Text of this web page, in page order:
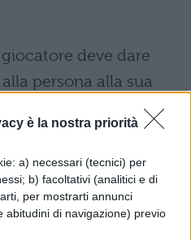
è la nostra priorità
a) necessari (tecnici) per
b) facoltativi (analitici e di
per mostrarti annunci
abitudini di navigazione) previo
deve dare
persona alla sua
vita al piatto
prende una delle